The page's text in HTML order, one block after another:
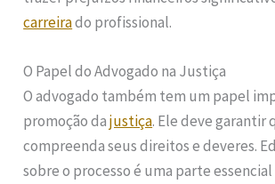
carreirado profissional.
O Papel do Advogado na Justiça
O advogado também tem um papel
promoção dajustiça. Ele deve garantir
compreenda seus direitos e deveres.
sobre o processo é uma parte